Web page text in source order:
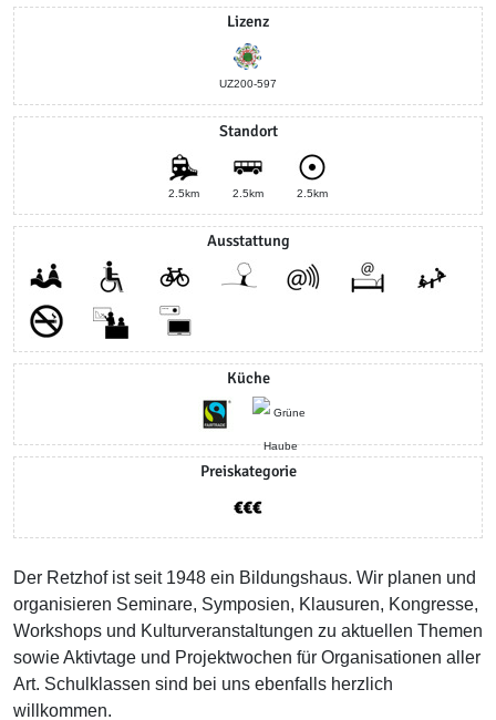
Lizenz
UZ200-597
Standort
2.5km 2.5km 2.5km
Ausstattung
Küche
Preiskategorie
Der Retzhof ist seit 1948 ein Bildungshaus. Wir planen und
organisieren Seminare, Symposien, Klausuren, Kongresse,
Workshops und Kulturveranstaltungen zu aktuellen Themen
sowie Aktivtage und Projektwochen für Organisationen aller
Art. Schulklassen sind bei uns ebenfalls herzlich
willkommen.